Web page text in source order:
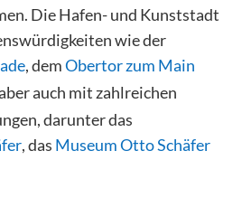
Die Hafen- und Kunststadt
wie der
, demObertor zum Main
auch mit zahlreichen
darunter das
, das Museum Otto Schäfer